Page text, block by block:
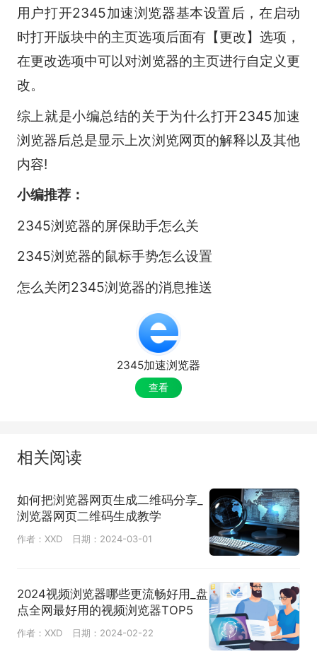
用户打开2345加速浏览器基本设置后，在启动
时打开版块中的主页选项后面有【更改】选项，
在更改选项中可以对浏览器的主页进行自定义更
改。
综上就是小编总结的关于为什么打开2345加速
浏览器后总是显示上次浏览网页的解释以及其他
内容!
小编推荐：
2345浏览器的屏保助手怎么关
2345浏览器的鼠标手势怎么设置
怎么关闭2345浏览器的消息推送
2345加速浏览器
查看
相关阅读
如何把浏览器网页生成二维码分享_
浏览器网页二维码生成教学
作者：XXD 日期：2024-03-01
2024视频浏览器哪些更流畅好用_盘
点全网最好用的视频浏览器TOP5
作者：XXD 日期：2024-02-22